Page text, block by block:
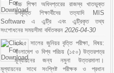
উচ্চ শিক্ষা অধিদপ্তরের রাজস্ব খাতভুক্ত
উপবৃত্তি শিক্ষার্থীদের তত্যাদি MIS
Software এ এন্ট্রি এবং এন্ট্রিকৃত তথ্য
সংশোধনের সময়সীমা বর্ধিতকরন 2026-04-30
২০২৫ সালের জুনিয়র বৃত্তি পরীক্ষা, বিষয়:
বাংলাদেশ ও বিশ্ব পরিচয় (১৫০) উত্তরপত্র
মূল্যায়নের জন্য নমুনা উত্তরমালা।
মূল্যায়নের সাথে সংশ্লিষ্ট পরীক্ষক ও প্রধান